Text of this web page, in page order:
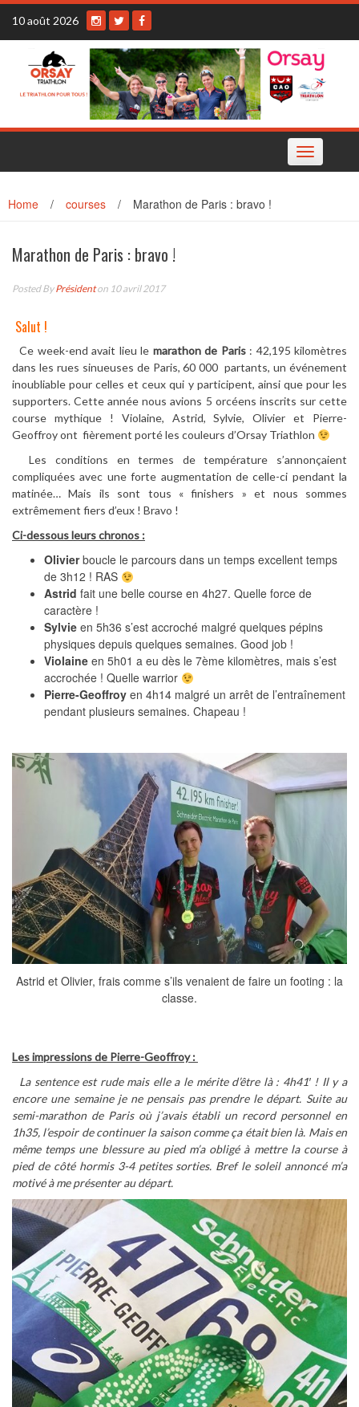
Skip
content
10 août 2026
Toggle
navigation
Home / courses / Marathon de Paris : bravo !
Marathon de Paris : bravo !
Posted ByPrésidenton 10 avril 2017
Salut !
Ce week-end avait lieu le marathon de Paris: 42,195 kilomètres
dans les rues sinueuses de Paris, 60 000 partants, un événement
inoubliable pour celles et ceux qui y participent, ainsi que pour les
supporters. Cette année nous avions 5 orcéens inscrits sur cette
course mythique ! Violaine, Astrid, Sylvie, Olivier et Pierre-
Geoffroy ont fièrement porté les couleurs d’Orsay Triathlon
Les conditions en termes de température s’annonçaient
compliquées avec une forte augmentation de celle-ci pendant la
matinée… Mais ils sont tous « finishers » et nous sommes
extrêmement fiers d’eux ! Bravo !
Ci-dessous leurs chronos :
Olivierboucle le parcours dans un temps excellent temps
de 3h12 ! RAS
Astrid fait une belle course en 4h27. Quelle force de
caractère !
Sylvie en 5h36 s’est accroché malgré quelques pépins
physiques depuis quelques semaines. Good job !
Violaine en 5h01 a eu dès le 7ème kilomètres, mais s’est
accrochée ! Quelle warrior
Pierre-Geoffroy en 4h14 malgré un arrêt de l’entraînement
pendant plusieurs semaines. Chapeau !
Astrid et Olivier, frais comme s’ils venaient de faire un footing : la
classe.
Les impressions de Pierre-Geoffroy :
La sentence est rude mais elle a le mérite d’êtrelà : 4h41′ ! Il y a
encore une semaine je ne pensais pas prendre le départ. Suite au
semi-marathon de Paris où j’avais établi un record personnel en
1h35, l’espoir de continuer la saison comme ça était bien là. Mais en
même temps une blessure au pied m’a obligé à mettre la course à
pied de côté hormis 3-4 petites sorties. Bref le soleil annoncé m’a
motivé à me présenter au départ.